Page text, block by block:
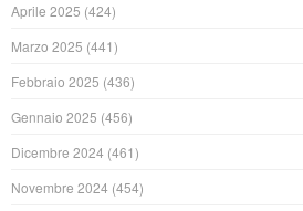
Aprile 2025 (424)
Marzo 2025 (441)
Febbraio 2025 (436)
Gennaio 2025 (456)
Dicembre 2024 (461)
Novembre 2024 (454)